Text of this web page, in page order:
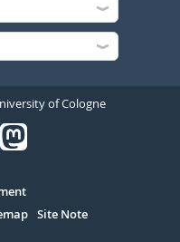
of Cologne
Site Note